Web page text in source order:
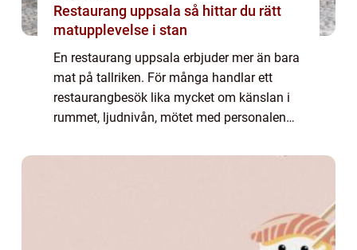
Restaurang uppsala så hittar du rätt
matupplevelse i stan
En restaurang uppsala erbjuder mer än bara
mat på tallriken. För många handlar ett
restaurangbesök lika mycket om känslan i
rummet, ljudnivån, mötet med personalen
på kort tid vuxit till en av landets mest i...